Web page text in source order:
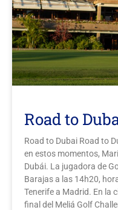
Road to
Road to Dubai Road to
en estos momentos,
Dubái. La jugadora de
Barajas a las 14h20,
Tenerife a Madrid. En la
final del Meliá Golf